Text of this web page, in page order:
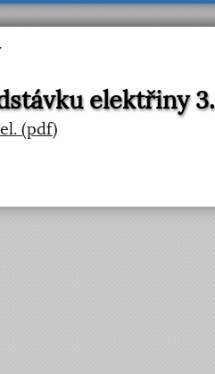
elektřiny
(pdf)